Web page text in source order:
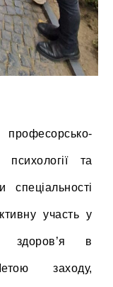
та
спеціальності
участь у
здоров’я в
заходу,